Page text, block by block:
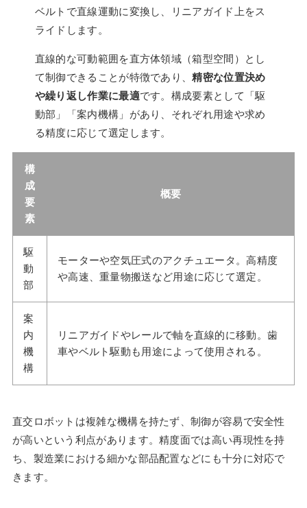
ベルトで直線運動に変換し、リニアガイド上をス
ライドします。
直線的な可動範囲を直方体領域（箱型空間）とし
て制御できることが特徴であり、精密な位置決め
や繰り返し作業に最適です。構成要素として「駆
動部」「案内機構」があり、それぞれ用途や求め
る精度に応じて選定します。
構
成
要
素
概要
駆
動
部
モーターや空気圧式のアクチュエータ。高精度
や高速、重量物搬送など用途に応じて選定。
案
内
機
構
リニアガイドやレールで軸を直線的に移動。歯
車やベルト駆動も用途によって使用される。
直交ロボットは複雑な機構を持たず、制御が容易で安全性
が高いという利点があります。精度面では高い再現性を持
ち、製造業における細かな部品配置などにも十分に対応で
きます。